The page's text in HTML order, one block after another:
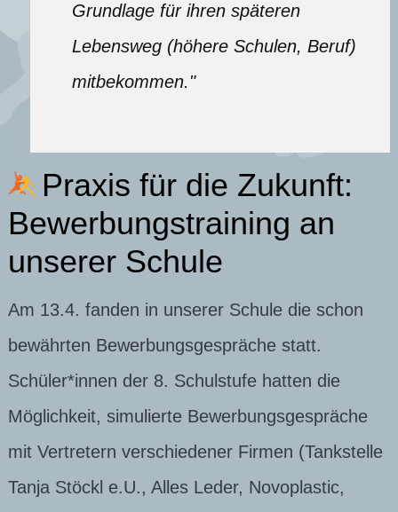
Grundlage für ihren späteren
Lebensweg (höhere Schulen, Beruf)
mitbekommen."
Praxis für die Zukunft:
Bewerbungstraining an
unserer Schule
Am 13.4. fanden in unserer Schule die schon
bewährten Bewerbungsgespräche statt.
Schüler*innen der 8. Schulstufe hatten die
Möglichkeit, simulierte Bewerbungsgespräche
mit Vertretern verschiedener Firmen (Tankstelle
Tanja Stöckl e.U., Alles Leder, Novoplastic,